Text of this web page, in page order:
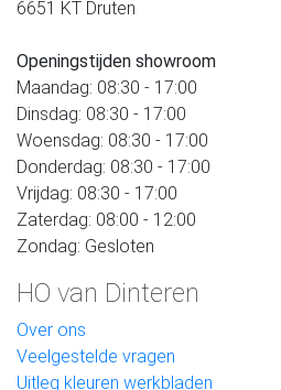
6651 KT Druten
Openingstijden showroom
Maandag: 08:30 - 17:00
Dinsdag: 08:30 - 17:00
Woensdag: 08:30 - 17:00
Donderdag: 08:30 - 17:00
Vrijdag: 08:30 - 17:00
Zaterdag: 08:00 - 12:00
Zondag: Gesloten
HO van Dinteren
Over ons
Veelgestelde vragen
Uitleg kleuren werkbladen